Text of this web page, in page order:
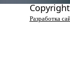
Разработка